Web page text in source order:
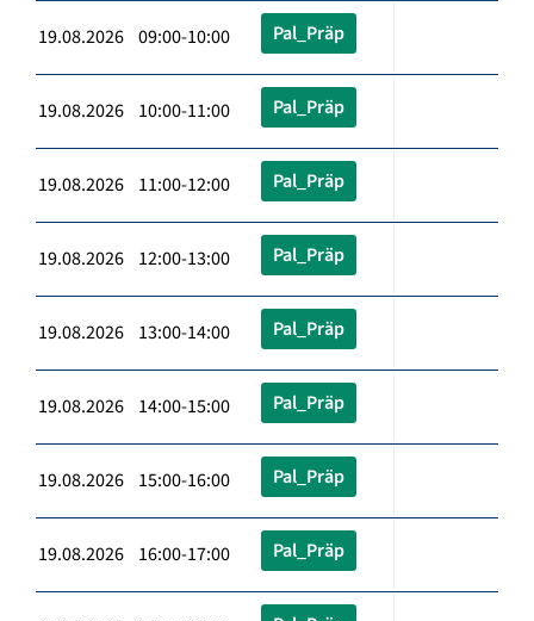
19.08.2026 09:00-10:00 Pal_Präp
19.08.2026 10:00-11:00 Pal_Präp
19.08.2026 11:00-12:00 Pal_Präp
19.08.2026 12:00-13:00 Pal_Präp
19.08.2026 13:00-14:00 Pal_Präp
19.08.2026 14:00-15:00 Pal_Präp
19.08.2026 15:00-16:00 Pal_Präp
19.08.2026 16:00-17:00 Pal_Präp